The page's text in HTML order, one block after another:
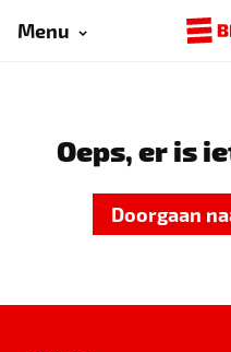
Menu
Oeps, er is
Doorgaan